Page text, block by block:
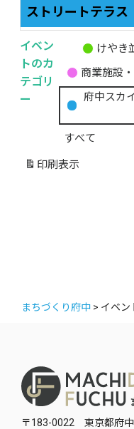
ストリートテラス
イベン
トのカ
テゴリ
ー
題
の
カ
テ
ゴ
リ
けやき
商業施設
府中スカ
すべて
印刷 表示
まちづくり府中 > イベン
〒183-0022 東京都府